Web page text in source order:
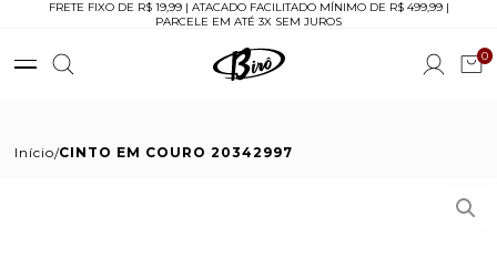
FRETE FIXO DE R$ 19,99 | ATACADO FACILITADO MÍNIMO DE R$ 499,99 |
PARCELE EM ATÉ 3X SEM JUROS
0
Início CINTO EM COURO 20342997